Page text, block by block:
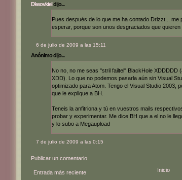
Dkeovkieldijo...
Pues después de lo que me ha contado Drizzt...
esperar, porque son unos desgraciados que
6 de julio de 2009 a las 15:11
Anónimo dijo...
No no, no me seas "stril failtel" BlackHole XDDDDD
XDD). Lo que no podemos pasarla aún sin Visual
optimizado para Atom. Tengo el Visual Studio 2003,
que le explique a BH.
Teneis la anfitriona y tú en vuestros mails
probar y experimentar. Me dice BH que a el no le
y lo subo a Megaupload
7 de julio de 2009 a las 0:15
Publicar un comentario
Entrada más reciente Inicio